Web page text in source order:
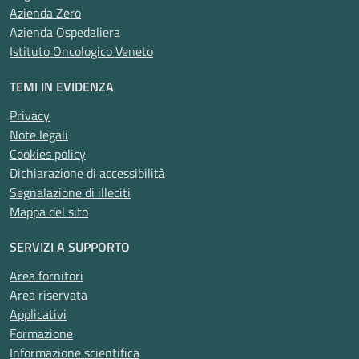
Azienda Zero
Azienda Ospedaliera
Istituto Oncologico Veneto
TEMI IN EVIDENZA
Privacy
Note legali
Cookies policy
Dichiarazione di accessibilità
Segnalazione di illeciti
Mappa del sito
SERVIZI A SUPPORTO
Area fornitori
Area riservata
Applicativi
Formazione
Informazione scientifica